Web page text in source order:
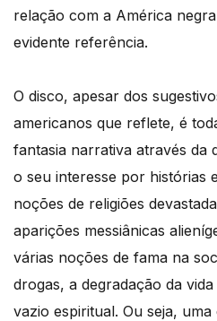
relação com a América
evidente referência.
O disco, apesar dos
americanos que reflete, é
fantasia narrativa através da
o seu interesse por histórias
noções de religiões
aparições messiânicas
várias noções de fama na
drogas, a degradação da
vazio espiritual. Ou seja,